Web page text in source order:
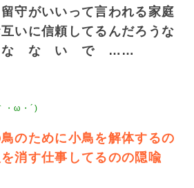
守がいいって言われる家庭
いに信頼してるんだろうな
な な い で ……
・ω・´)
のために小鳥を解体するの
消す仕事してるのの隠喩